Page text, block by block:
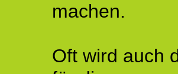
machen.
Oft wird auch